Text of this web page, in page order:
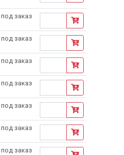
под заказ
под заказ
под заказ
под заказ
под заказ
под заказ
под заказ